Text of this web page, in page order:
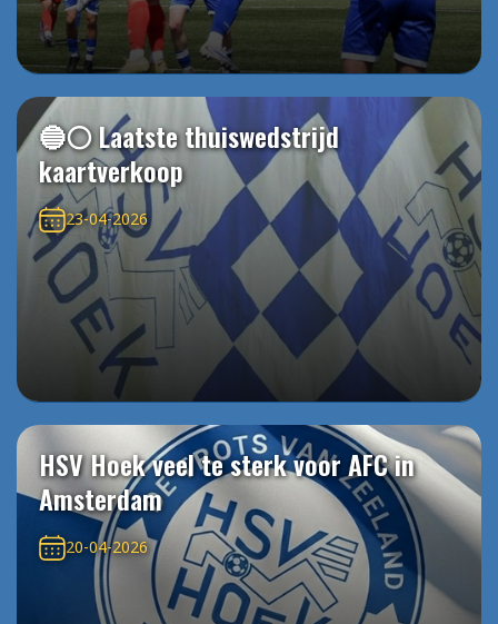
🔵⚪️ Laatste thuiswedstrijd
kaartverkoop
23-04-2026
HSV Hoek veel te sterk voor AFC in
Amsterdam
20-04-2026